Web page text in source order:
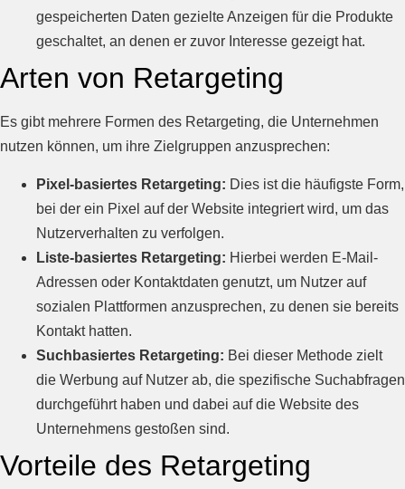
gespeicherten Daten gezielte Anzeigen für die Produkte
geschaltet, an denen er zuvor Interesse gezeigt hat.
Arten von Retargeting
Es gibt mehrere Formen des Retargeting, die Unternehmen
nutzen können, um ihre Zielgruppen anzusprechen:
Pixel-basiertes Retargeting: Dies ist die häufigste Form,
bei der ein Pixel auf der Website integriert wird, um das
Nutzerverhalten zu verfolgen.
Liste-basiertes Retargeting: Hierbei werden E-Mail-
Adressen oder Kontaktdaten genutzt, um Nutzer auf
sozialen Plattformen anzusprechen, zu denen sie bereits
Kontakt hatten.
Suchbasiertes Retargeting: Bei dieser Methode zielt
die Werbung auf Nutzer ab, die spezifische Suchabfragen
durchgeführt haben und dabei auf die Website des
Unternehmens gestoßen sind.
Vorteile des Retargeting